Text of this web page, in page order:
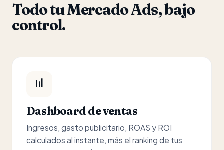
Todo tu Mercado Ads, bajo
control.
📊
Dashboard de ventas
Ingresos, gasto publicitario, ROAS y ROI
calculados al instante, más el ranking de tus